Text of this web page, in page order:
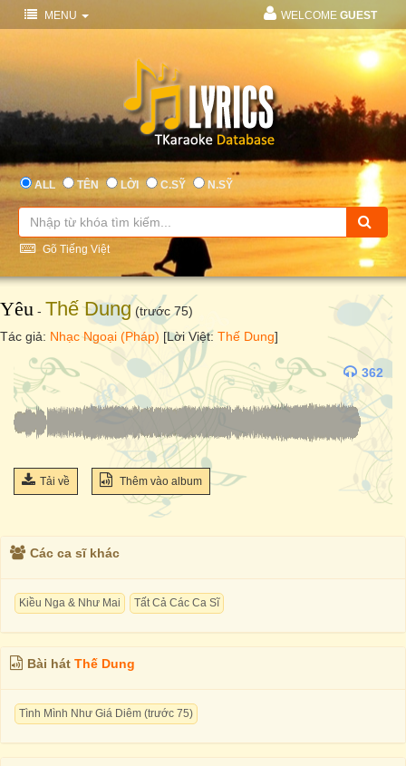
MENU WELCOME GUEST
ALL TÊN LỜI C.SỸ N.SỸ
Gõ Tiếng Việt
Yêu - Thế Dung (trước 75)
Tác giả: Nhạc Ngoại (Pháp) [Lời Việt: Thế Dung]
362
Tải về Thêm vào album
Các ca sĩ khác
Kiều Nga & Như Mai Tất Cả Các Ca Sĩ
Bài hát Thế Dung
Tình Mình Như Giá Diêm (trước 75)